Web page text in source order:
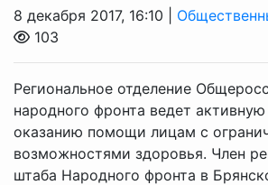
8 декабря 2017, 16:10 |
103
Региональное отделение
народного фронта ведет
оказанию помощи лицам с
возможностями здоровья. Член
штаба Народного фронта в